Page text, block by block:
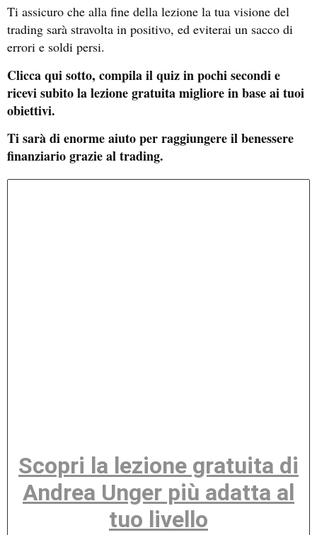
Ti assicuro che alla fine della lezione la tua visione del
trading sarà stravolta in positivo, ed eviterai un sacco di
errori e soldi persi.
Clicca qui sotto, compila il quiz in pochi secondi e
ricevi subito la lezione gratuita migliore in base ai tuoi
obiettivi.
Ti sarà di enorme aiuto per raggiungere il benessere
finanziario grazie al trading.
Scopri la lezione gratuita di
Andrea Unger più adatta al
tuo livello